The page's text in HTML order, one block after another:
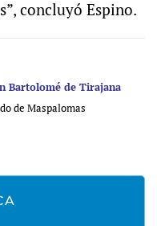
concluyó Espino.
Bartolomé de Tirajana
de Maspalomas